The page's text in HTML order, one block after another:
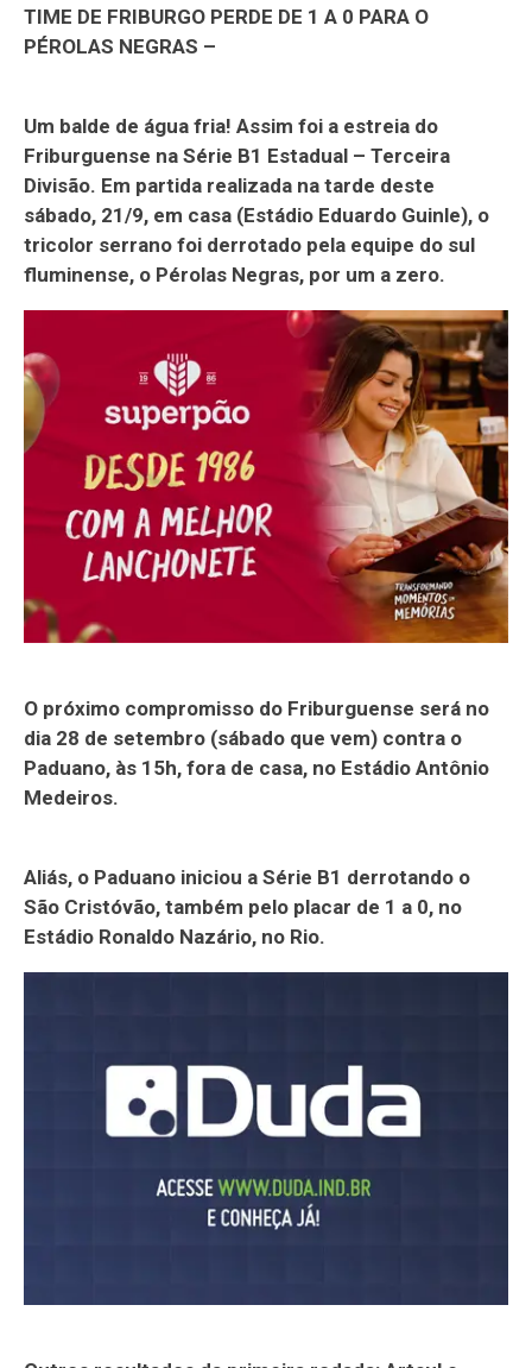
TIME DE FRIBURGO PERDE DE 1 A 0 PARA O
PÉROLAS NEGRAS –
Um balde de água fria! Assim foi a estreia do
Friburguense na Série B1 Estadual – Terceira
Divisão. Em partida realizada na tarde deste
sábado, 21/9, em casa (Estádio Eduardo Guinle), o
tricolor serrano foi derrotado pela equipe do sul
fluminense, o Pérolas Negras, por um a zero.
O próximo compromisso do Friburguense será no
dia 28 de setembro (sábado que vem) contra o
Paduano, às 15h, fora de casa, no Estádio Antônio
Medeiros.
Aliás, o Paduano iniciou a Série B1 derrotando o
São Cristóvão, também pelo placar de 1 a 0, no
Estádio Ronaldo Nazário, no Rio.